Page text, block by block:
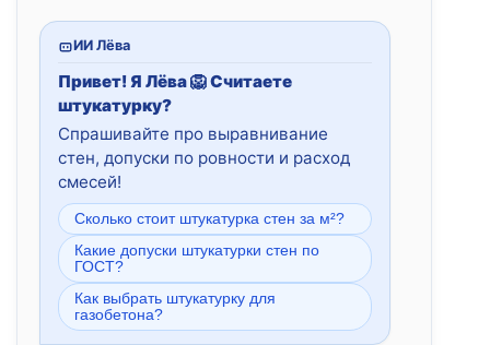
ИИ Лёва
Привет! Я Лёва 🦁 Считаете
штукатурку?
Спрашивайте про выравнивание
стен, допуски по ровности и расход
смесей!
Сколько стоит штукатурка стен за м²?
Какие допуски штукатурки стен по
ГОСТ?
Как выбрать штукатурку для
газобетона?